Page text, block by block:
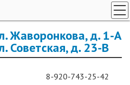
Жаворонкова, д. 1-А
Советская, д. 23-В
8-920-743-25-42
ТУРЫ